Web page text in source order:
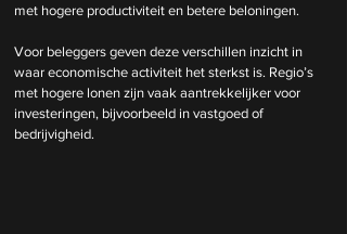
met hogere productiviteit en betere beloningen.
Voor beleggers geven deze verschillen inzicht in
waar economische activiteit het sterkst is. Regio’s
met hogere lonen zijn vaak aantrekkelijker voor
investeringen, bijvoorbeeld in vastgoed of
bedrijvigheid.